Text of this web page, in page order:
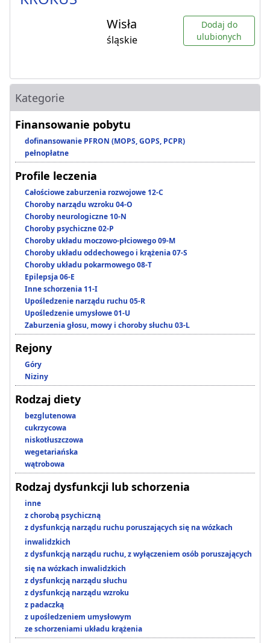
Wisła
śląskie
Dodaj do
ulubionych
Kategorie
Finansowanie pobytu
dofinansowanie PFRON (MOPS, GOPS, PCPR)
pełnopłatne
Profile leczenia
Całościowe zaburzenia rozwojowe 12-C
Choroby narządu wzroku 04-O
Choroby neurologiczne 10-N
Choroby psychiczne 02-P
Choroby układu moczowo-płciowego 09-M
Choroby układu oddechowego i krążenia 07-S
Choroby układu pokarmowego 08-T
Epilepsja 06-E
Inne schorzenia 11-I
Upośledzenie narządu ruchu 05-R
Upośledzenie umysłowe 01-U
Zaburzenia głosu, mowy i choroby słuchu 03-L
Rejony
Góry
Niziny
Rodzaj diety
bezglutenowa
cukrzycowa
niskotłuszczowa
wegetariańska
wątrobowa
Rodzaj dysfunkcji lub schorzenia
inne
z chorobą psychiczną
z dysfunkcją narządu ruchu poruszających się na wózkach
inwalidzkich
z dysfunkcją narządu ruchu, z wyłączeniem osób poruszających
się na wózkach inwalidzkich
z dysfunkcją narządu słuchu
z dysfunkcją narządu wzroku
z padaczką
z upośledzeniem umysłowym
ze schorzeniami układu krążenia